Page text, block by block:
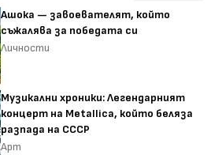
Ашока — завоевателят, който
съжалява за победата си
Личности
Музикални хроники: Легендарният
концерт на Metallica, който беляза
разпада на СССР
Арт